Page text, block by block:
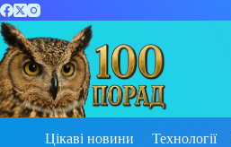
Перейти
до
вмісту
Цікаві новини Технології